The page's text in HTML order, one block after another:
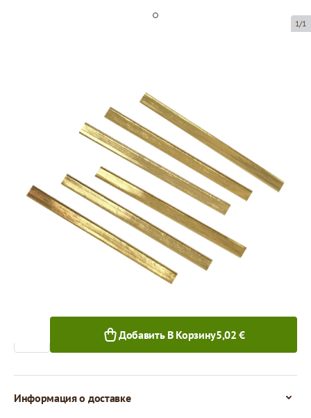
1/1
130 mm
Tовар можно получить в пункте выдачи.
Цена за 250 штук
5,02 €
Добавить В Корзину5,02 €
Информация о доставке